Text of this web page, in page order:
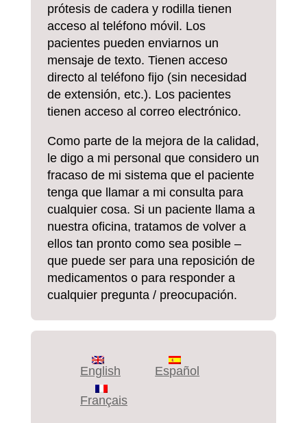
prótesis de cadera y rodilla tienen
acceso al teléfono móvil. Los
pacientes pueden enviarnos un
mensaje de texto. Tienen acceso
directo al teléfono fijo (sin necesidad
de extensión, etc.). Los pacientes
tienen acceso al correo electrónico.
Como parte de la mejora de la calidad,
le digo a mi personal que considero un
fracaso de mi sistema que el paciente
tenga que llamar a mi consulta para
cualquier cosa. Si un paciente llama a
nuestra oficina, tratamos de volver a
ellos tan pronto como sea posible –
que puede ser para una reposición de
medicamentos o para responder a
cualquier pregunta / preocupación.
English Español
Français